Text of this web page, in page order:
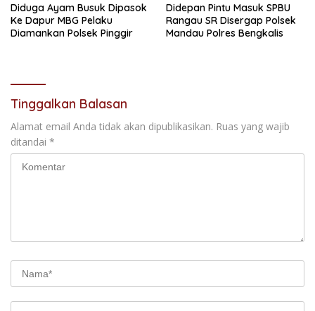
Diduga Ayam Busuk Dipasok
Ke Dapur MBG Pelaku
Diamankan Polsek Pinggir
Didepan Pintu Masuk SPBU
Rangau SR Disergap Polsek
Mandau Polres Bengkalis
Tinggalkan Balasan
Alamat email Anda tidak akan dipublikasikan. Ruas yang wajib
ditandai *